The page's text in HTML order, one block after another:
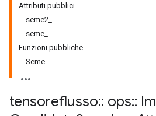
Attributi pubblici
seme2_
seme_
Funzioni pubbliche
Seme
tensoreflusso:: ops::